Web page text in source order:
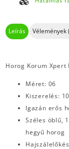
Leírás Vélemények
Horog Korum Xpert
Méret: 06
Kiszerelés:
Igazán erős
Széles öblű,
hegyű horog